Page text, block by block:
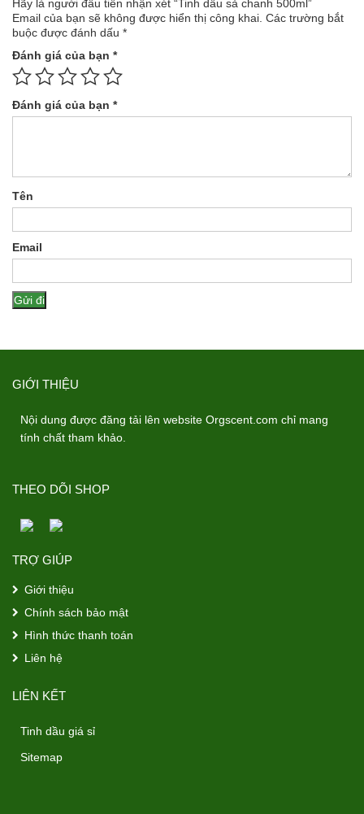
Hãy là người đầu tiên nhận xét “Tinh dầu sả chanh 500ml”
Email của bạn sẽ không được hiển thị công khai. Các trường bắt
buộc được đánh dấu *
Đánh giá của bạn *
Đánh giá của bạn *
Tên
Email
GIỚI THIỆU
Nội dung được đăng tải lên website Orgscent.com chỉ mang
tính chất tham khảo.
THEO DÕI SHOP
TRỢ GIÚP
Giới thiệu
Chính sách bảo mật
Hình thức thanh toán
Liên hệ
LIÊN KẾT
Tinh dầu giá sỉ
Sitemap